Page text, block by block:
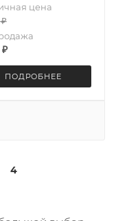
цена
₽
ПОДРОБНЕЕ
4